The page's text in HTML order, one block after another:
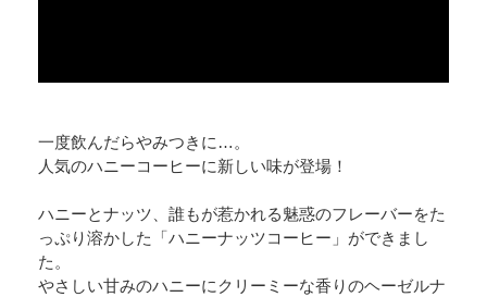
一度飲んだらやみつきに…。
人気のハニーコーヒーに新しい味が登場！
ハニーとナッツ、誰もが惹かれる魅惑のフレーバーをた
っぷり溶かした「ハニーナッツコーヒー」ができまし
た。
やさしい甘みのハニーにクリーミーな香りのヘーゼルナ